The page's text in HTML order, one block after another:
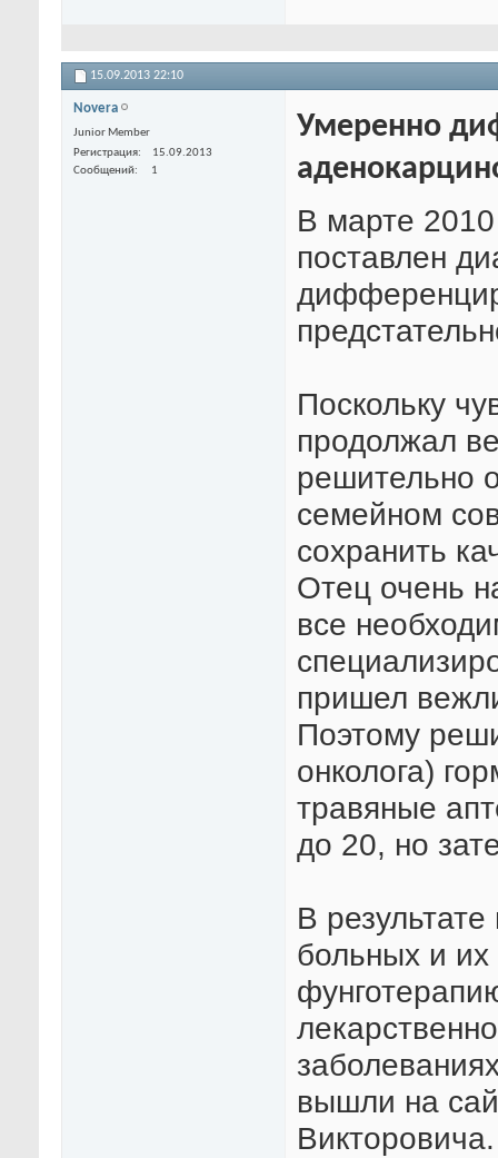
15.09.2013 22:10
Novera
Junior Member
Регистрация
15.09.2013
Сообщений
1
Умеренно
В марте
поставлен
Поскольку
продолжал
решительно
семейном
сохранить
Отец очень
все
пришел
Поэтому
онколога)
травяные
до 20, но
В
больных и
вышли на
Викторовича.